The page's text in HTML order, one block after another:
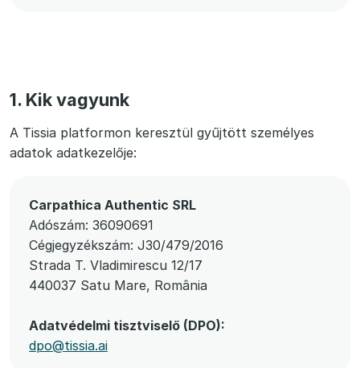
1. Kik vagyunk
A Tissia platformon keresztül gyűjtött személyes
adatok adatkezelője:
Carpathica Authentic SRL
Adószám: 36090691
Cégjegyzékszám: J30/479/2016
Strada T. Vladimirescu 12/17
440037 Satu Mare, România
Adatvédelmi tisztviselő (DPO):
dpo@tissia.ai